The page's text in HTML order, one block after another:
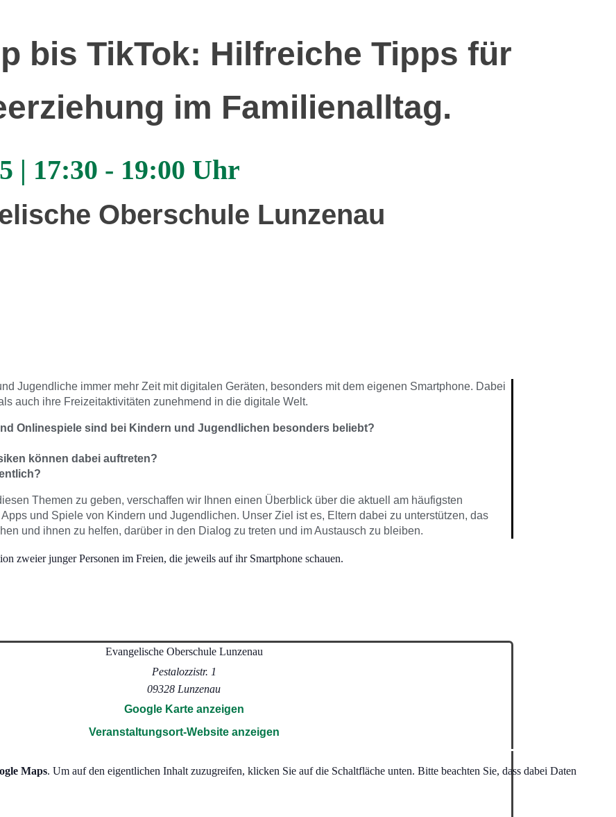
bis TikTok: Hilfreiche Tipps für
im Familienalltag.
| 17:30 - 19:00 Uhr
Oberschule Lunzenau
Jugendliche immer mehr Zeit mit digitalen Geräten, besonders mit dem eigenen Smartphone. Dabei
auch ihre Freizeitaktivitäten zunehmend in die digitale Welt.
Onlinespiele sind bei Kindern und Jugendlichen besonders beliebt?
können dabei auftreten?
Themen zu geben, verschaffen wir Ihnen einen Überblick über die aktuell am häufigsten
und Spiele von Kindern und Jugendlichen. Unser Ziel ist es, Eltern dabei zu unterstützen, das
und ihnen zu helfen, darüber in den Dialog zu treten und im Austausch zu bleiben.
Evangelische Oberschule Lunzenau
Pestalozzistr. 1
09328 Lunzenau
Google Karte anzeigen
Veranstaltungsort-Website anzeigen
Maps. Um auf den eigentlichen Inhalt zuzugreifen, klicken Sie auf die Schaltfläche unten. Bitte beachten Sie, dass dabei Daten